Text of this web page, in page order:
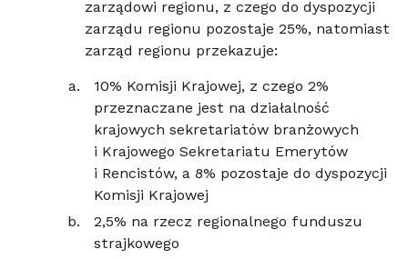
zarządowi regionu, z czego do dyspozycji
zarządu regionu pozostaje 25%, natomiast
zarząd regionu przekazuje:
10% Komisji Krajowej, z czego 2%
przeznaczane jest na działalność
krajowych sekretariatów branżowych
i Krajowego Sekretariatu Emerytów
i Rencistów, a 8% pozostaje do dyspozycji
Komisji Krajowej
2,5% na rzecz regionalnego funduszu
strajkowego